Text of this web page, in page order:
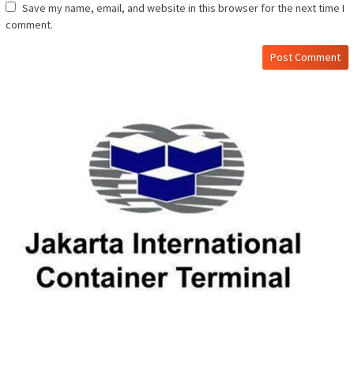
Save my name, email, and website in this browser for the next time I
comment.